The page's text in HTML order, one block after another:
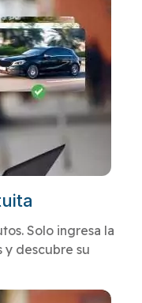
Solo ingresa la
y descubre su